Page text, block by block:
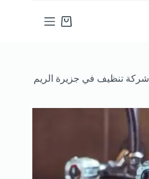
عربة
شركة تنظيف في جزيرة الريم